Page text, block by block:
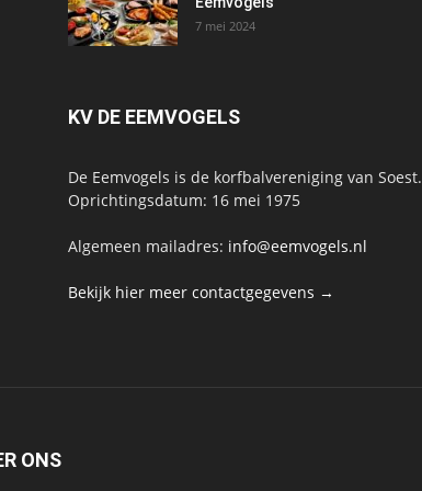
7 mei 2024
KV DE EEMVOGELS
De Eemvogels is de korfbalvereniging van Soest.
Oprichtingsdatum: 16 mei 1975
Algemeen mailadres: info@eemvogels.nl
Bekijk hier meer contactgegevens →
ONS